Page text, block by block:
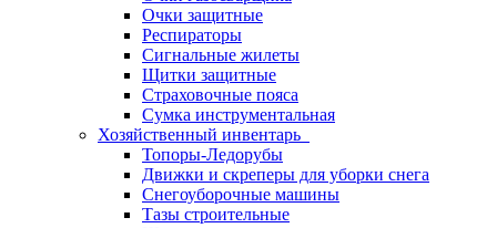
Очки защитные
Респираторы
Сигнальные жилеты
Щитки защитные
Страховочные пояса
Сумка инструментальная
Хозяйственный инвентарь
Топоры-Ледорубы
Движки и скреперы для уборки снега
Снегоуборочные машины
Тазы строительные